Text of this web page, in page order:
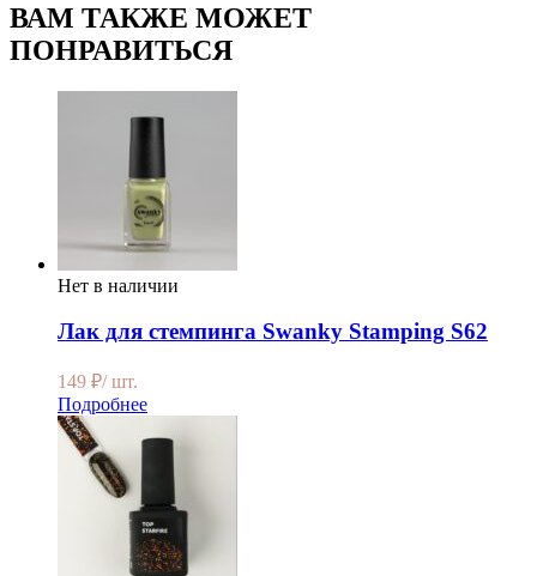
ВАМ ТАКЖЕ МОЖЕТ
ПОНРАВИТЬСЯ
Нет в наличии
Лак для стемпинга Swanky Stamping S62
149 ₽/ шт.
Подробнее